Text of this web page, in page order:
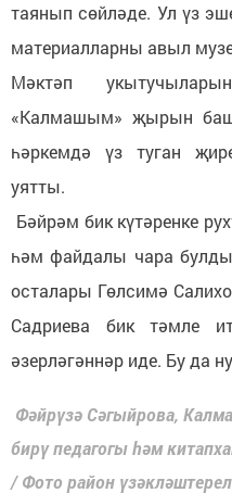
таянып сөйләде. Ул үз
материалларны авыл
Мәктәп
«Калмашым» җырын
һәркемдә үз туган
уятты.
Бәйрәм бик күтәренке
һәм файдалы чара
осталары Гөлсимә
Садриева бик тәмле
әзерләгәннәр иде. Бу да
Фәйрүзә Сәгыйрова,
бирү педагогы һәм
/ Фото район